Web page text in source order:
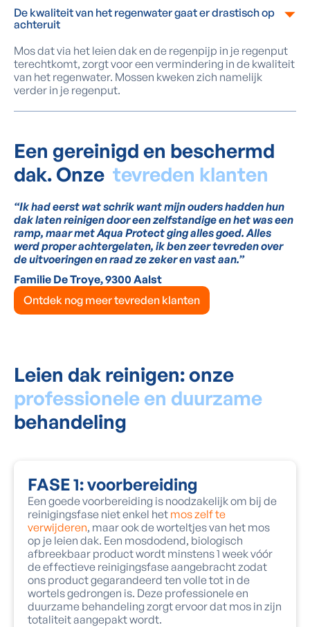
De kwaliteit van het regenwater gaat er drastisch op
achteruit
Mos dat via het leien dak en de regenpijp in je regenput
terechtkomt, zorgt voor een vermindering in de kwaliteit
van het regenwater. Mossen kweken zich namelijk
verder in je regenput.
Een gereinigd en beschermd
dak. Onze tevreden klanten
“Ik had eerst wat schrik want mijn ouders hadden hun
dak laten reinigen door een zelfstandige en het was een
ramp, maar met Aqua Protect ging alles goed. Alles
werd proper achtergelaten, ik ben zeer tevreden over
de uitvoeringen en raad ze zeker en vast aan.”
Familie De Troye, 9300 Aalst
Ontdek nog meer tevreden klanten
Leien dak reinigen: onze
professionele en duurzame
behandeling
FASE 1: voorbereiding
Een goede voorbereiding is noodzakelijk om bij de
reinigingsfase niet enkel het moszelf te
verwijderen, maar ook de worteltjes van het mos
op je leien dak. Een mosdodend, biologisch
afbreekbaar product wordt minstens 1 week vóór
de effectieve reinigingsfase aangebracht zodat
ons product gegarandeerd ten volle tot in de
wortels gedrongen is. Deze professionele en
duurzame behandeling zorgt ervoor dat mos in zijn
totaliteit aangepakt wordt.